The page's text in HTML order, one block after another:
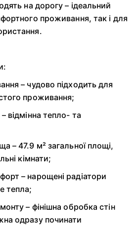
на дорогу – ідеальний
проживання, так і для
– чудово підходить для
проживання;
відмінна тепло- та
– 47.9 м² загальної площі,
кімнати;
– нарощені радіатори
тепла;
– фінішна обробка стін
одразу починати